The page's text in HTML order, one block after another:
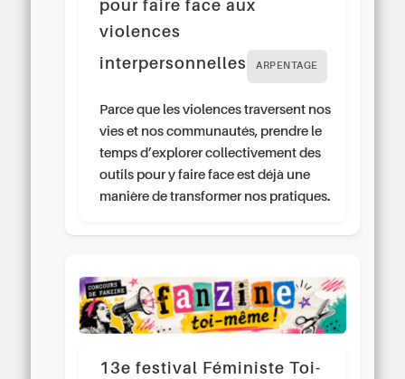
pour faire face aux
violences
interpersonnelles
ARPENTAGE
Parce que les violences traversent nos
vies et nos communautés, prendre le
temps d’explorer collectivement des
outils pour y faire face est déjà une
manière de transformer nos pratiques.
13e festival Féministe Toi-